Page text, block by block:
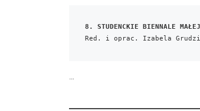
8. STUDENCKIE BIENNALE
Red. i oprac. Izabela